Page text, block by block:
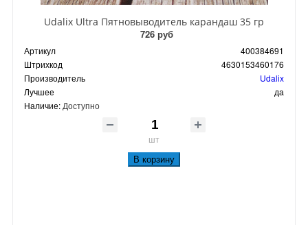
Udalix Ultra Пятновыводитель карандаш 35 гр
726 руб
Артикул
400384691
Штрихкод
4630153460176
Производитель
Udalix
Лучшее
да
Наличие: Доступно
шт
В корзину